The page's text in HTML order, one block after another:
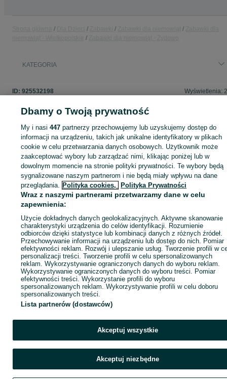
KATEGORIA
ID: 925532198 Wyświetlenia:
Zaloguj się lub załóż konto na OLX, aby skontaktować się z
sprzedającym
Zaloguj się / Załóż konto
Dbamy o Twoją prywatność
My i nasi447 partnerzy przechowujemy lub uzyskujemy dostęp do
informacji na urządzeniu, takich jak unikalne identyfikatory w plikach
cookie w celu przetwarzania danych osobowych. Użytkownik może
zaakceptować wybory lub zarządzać nimi, klikając poniżej lub w
dowolnym momencie na stronie polityki prywatności. Te wybory będą
sygnalizowane naszym partnerom i nie będą miały wpływu na dane
przeglądania. Polityka cookies, Polityka Prywatności
Wraz z naszymi partnerami przetwarzamy dane w celu
zapewnienia:
Użycie dokładnych danych geolokalizacyjnych. Aktywne skanowanie
charakterystyki urządzenia do celów identyfikacji. Rozumienie
odbiorców dzięki statystyce lub kombinacji danych z różnych źródeł.
Przechowywanie informacji na urządzeniu lub dostęp do nich. Pomiar
efektywności reklam. Rozwój i ulepszanie usług. Tworzenie profili w
personalizacji treści. Tworzenie profili w celu spersonalizowanych
reklam. Wykorzystywanie ograniczonych danych do wyboru reklam.
Wykorzystywanie ograniczonych danych do wyboru treści. Pomiar
efektywności treści. Wykorzystanie profili do wyboru
spersonalizowanych reklam. Wykorzystywanie profili w celu doboru
spersonalizowanych treści.
Lista partnerów (dostawców)
Akceptuj wszystkie
Akceptuj niezbędne